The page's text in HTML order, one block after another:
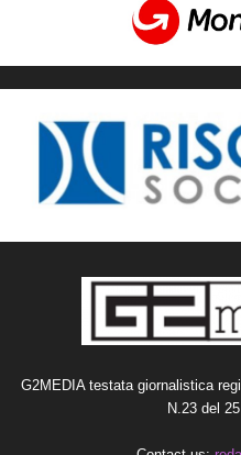
G2MEDIA testata giornalistica
N.23 del